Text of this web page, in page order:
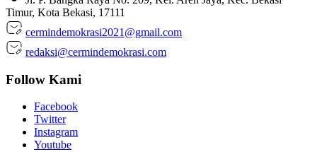
Timur, Kota Bekasi, 17111
cermindemokrasi2021@gmail.com
redaksi@cermindemokrasi.com
Follow Kami
Facebook
Twitter
Instagram
Youtube